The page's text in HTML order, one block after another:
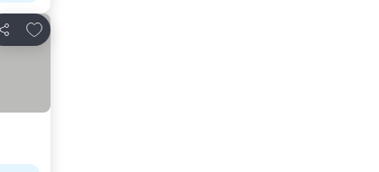
Compartir
Agregar a favoritos